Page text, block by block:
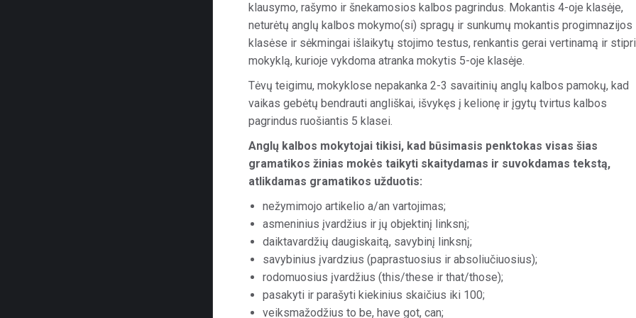
klausymo, rašymo ir šnekamosios kalbos pagrindus. Mokantis 4-oje klasėje,
neturėtų anglų kalbos mokymo(si) spragų ir sunkumų mokantis progimnazijos
klasėse ir sėkmingai išlaikytų stojimo testus, renkantis gerai vertinamą ir
mokyklą, kurioje vykdoma atranka mokytis 5-oje klasėje.
Tėvų teigimu, mokyklose nepakanka 2-3 savaitinių anglų kalbos pamokų, kad
vaikas gebėtų bendrauti angliškai, išvykęs į kelionę ir įgytų tvirtus kalbos
pagrindus ruošiantis 5 klasei.
Anglų kalbos mokytojai tikisi, kad būsimasis penktokas visas šias
gramatikos žinias mokės taikyti skaitydamas ir suvokdamas tekstą,
atlikdamas gramatikos užduotis:
nežymimojo artikelio a/an vartojimas;
asmeninius įvardžius ir jų objektinį linksnį;
daiktavardžių daugiskaitą, savybinį linksnį;
savybinius įvardzius (paprastuosius ir absoliučiuosius);
rodomuosius įvardžius (this/these ir that/those);
pasakyti ir parašyti kiekinius skaičius iki 100;
veiksmažodžius to be, have got, can;